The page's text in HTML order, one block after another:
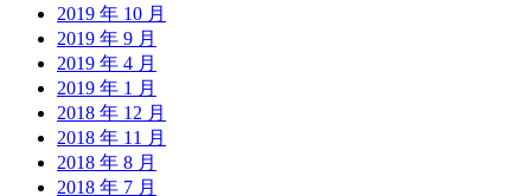
2019 年 10 月
2019 年 9 月
2019 年 4 月
2019 年 1 月
2018 年 12 月
2018 年 11 月
2018 年 8 月
2018 年 7 月